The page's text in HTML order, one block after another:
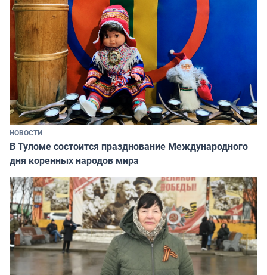
НОВОСТИ
В Туломе состоится празднование Международного
дня коренных народов мира